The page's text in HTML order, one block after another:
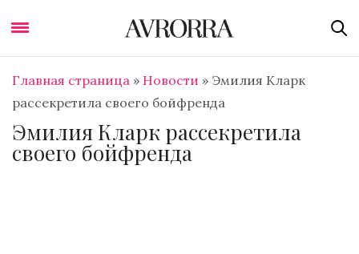
Главная страница » Новости » Эмилия Кларк
рассекретила своего бойфренда
Эмилия Кларк рассекретила
своего бойфренда